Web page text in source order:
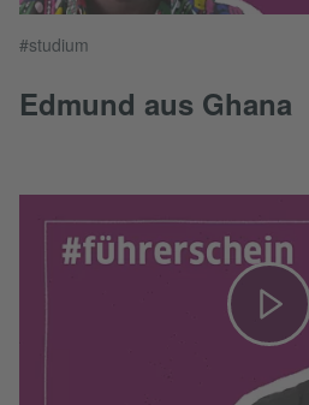
#studium
Edmund aus Ghana